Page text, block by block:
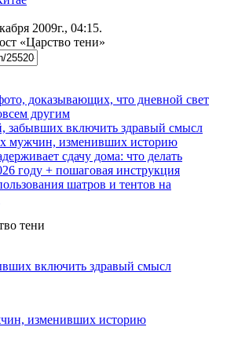
2009г., 04:15.
«Царство тени»
доказывающих, что дневной свет
другим
забывших включить здравый смысл
мужчин, изменивших историю
сдачу дома: что делать
году + пошаговая инструкция
шатров и тентов на
тени
включить здравый смысл
изменивших историю